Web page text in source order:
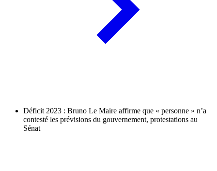
Déficit 2023 : Bruno Le Maire affirme que « personne » n’a
contesté les prévisions du gouvernement, protestations au
Sénat